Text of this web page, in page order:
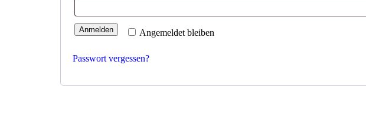
Angemeldet bleiben
Anmelden
Passwort vergessen?